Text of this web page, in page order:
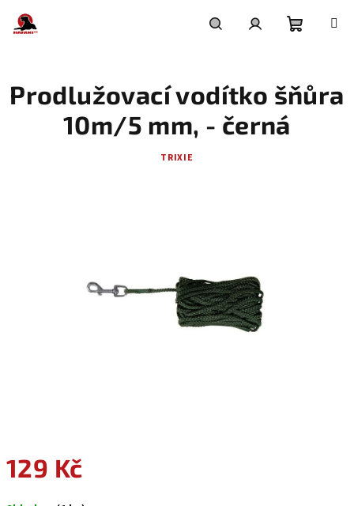
obsah
košík
129 Kč
Prodlužovací vodítko šňůra
10m/5 mm, - černá
TRIXIE